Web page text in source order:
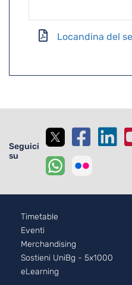
Locandina del
Seguici
su
Footer - 2
Timetable
Eventi
Merchandising
Sostieni UniBg - 5x1000
eLearning